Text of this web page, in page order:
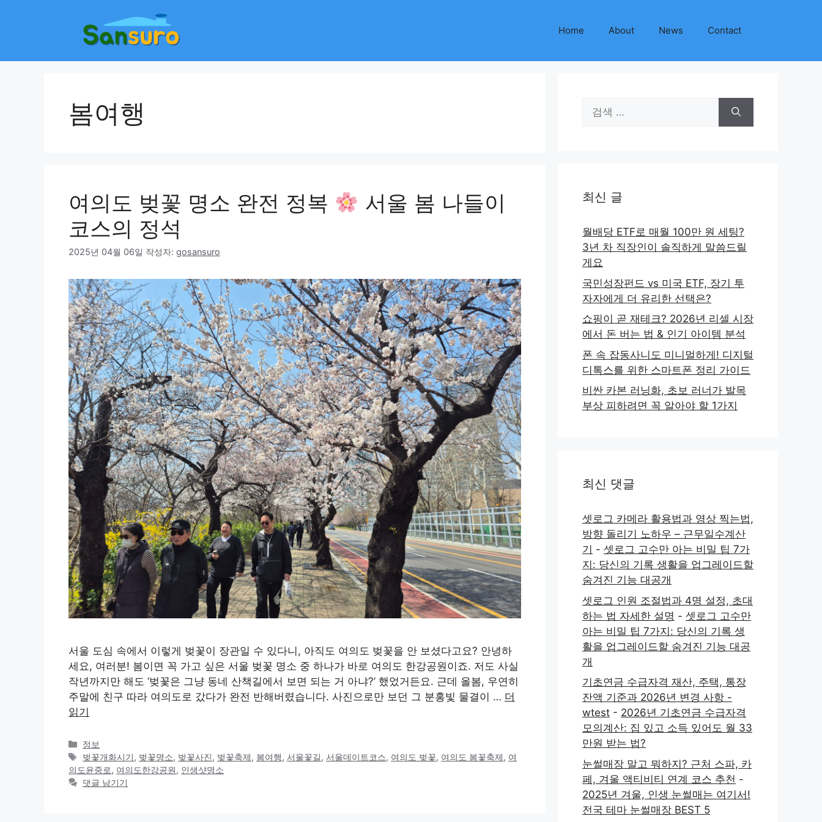
Home About News Contact
봄여행
여의도 벚꽃 명소 완전 정복
서울 봄 나들이
코스의 정석
2025년 04월 06일 작성자: gosansuro
서울 도심 속에서 이렇게 벚꽃이 장관일 수 있다니, 아직도 여의도 벚꽃을 안 보셨다고요? 안녕하
세요, 여러분! 봄이면 꼭 가고 싶은 서울 벚꽃 명소 중 하나가 바로 여의도 한강공원이죠. 저도 사실
작년까지만 해도 ‘벚꽃은 그냥 동네 산책길에서 보면 되는 거 아냐?’ 했었거든요. 근데 올봄, 우연히
주말에 친구 따라 여의도로 갔다가 완전 반해버렸습니다. 사진으로만 보던 그 분홍빛 물결이 … 더
읽기
카
테
고
리
정보
태
그
벚꽃개화시기, 벚꽃명소, 벚꽃사진, 벚꽃축제, 봄여행,서울꽃길,서울데이트코스, 여의도 벚꽃, 여의도 봄꽃축제, 여
의도윤중로, 여의도한강공원, 인생샷명소
댓글 남기기
색:
최신 글
월배당 ETF로 매월 100만 원 세팅?
3년 차 직장인이 솔직하게 말씀드릴
게요
국민성장펀드 vs 미국 ETF, 장기 투
자자에게 더 유리한 선택은?
쇼핑이 곧 재테크? 2026년 리셀 시장
에서 돈 버는 법 & 인기 아이템 분석
폰 속 잡동사니도 미니멀하게! 디지털
디톡스를 위한 스마트폰 정리 가이드
비싼 카본 러닝화, 초보 러너가 발목
부상 피하려면 꼭 알아야 할 1가지
최신 댓글
셋로그 카메라 활용법과 영상 찍는법,
방향 돌리기 노하우 – 근무일수계산
기 - 셋로그 고수만 아는 비밀 팁 7가
지: 당신의 기록 생활을 업그레이드할
숨겨진 기능 대공개
셋로그 인원 조절법과 4명 설정, 초대
하는 법 자세한 설명 - 셋로그 고수만
아는 비밀 팁 7가지: 당신의 기록 생
활을 업그레이드할 숨겨진 기능 대공
개
기초연금 수급자격 재산, 주택, 통장
잔액 기준과 2026년 변경 사항 -
wtest - 2026년 기초연금 수급자격
모의계산: 집 있고 소득 있어도 월 33
만원 받는 법?
눈썰매장 말고 뭐하지? 근처 스파, 카
페, 겨울 액티비티 연계 코스 추천 -
2025년 겨울, 인생 눈썰매는 여기서!
전국 테마 눈썰매장 BEST 5